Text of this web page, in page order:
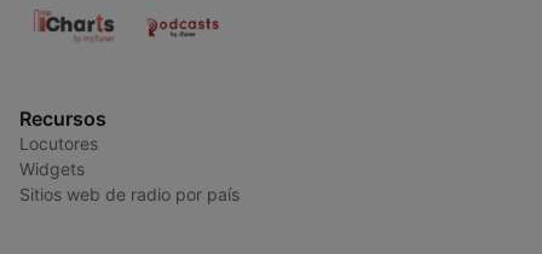
Recursos
Locutores
Widgets
Sitios web de radio por país